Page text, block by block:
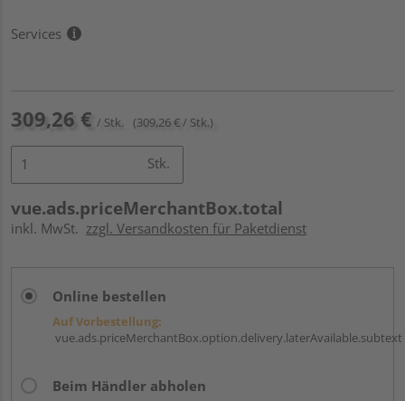
Services
309,26 € / Stk. (309,26 € / Stk.)
Stk.
vue.ads.priceMerchantBox.total
inkl. MwSt. zzgl. Versandkosten für Paketdienst
Online bestellen
Auf Vorbestellung:
vue.ads.priceMerchantBox.option.delivery.laterAvailable.subtext
Beim Händler abholen